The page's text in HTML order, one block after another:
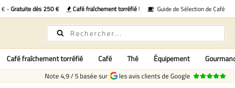
€ -Gratuite dès 250 € Café fraîchement torréfié ! Guide de Sélection de Café
Café fraîchement torréfié Café Thé Équipement
Note 4,9/5 basée sur les avis clients de Google